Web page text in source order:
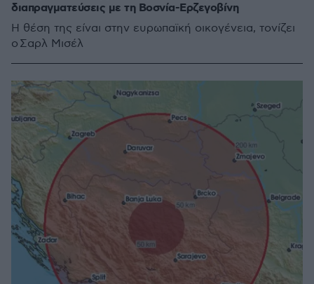
διαπραγματεύσεις με τη Βοσνία-Ερζεγοβίνη
Η θέση της είναι στην ευρωπαϊκή οικογένεια, τονίζει
ο Σαρλ Μισέλ